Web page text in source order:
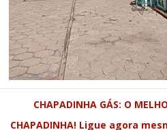
CHAPADINHA GÁS: O
CHAPADINHA! Ligue agora